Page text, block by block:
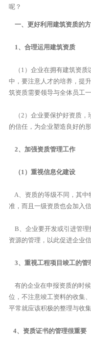
呢？
一、更好利用建筑资质的方
1、合理运用建筑资质
（1）企业在拥有建筑资质
中，要注意人才的培养，提
筑资质需要领导与全体员工一
（2）企业要保护好资质，
的信任，为企业塑造良好的形
2、加强资质管理工作
（1）重视信息化建设
A、资质的等级不同，其中
准，而且一级资质也会加入
B、企业要开发或引进管理
资源的管理，以此促进企业
3、重视工程项目竣工的管
有的企业在申报资质的时
位，不注意竣工资料的收集
平常就应该积极的整理与收集
4、资质证书的管理很重要